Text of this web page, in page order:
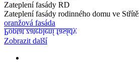
Zateplení fasády RD
Zateplení fasády rodinného domu ve
oranžová fasáda
Poptat zateplení fasády
Zobrazit další